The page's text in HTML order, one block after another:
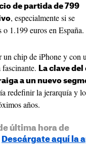
de partida de 799
, especialmente si se
1.199 euros en España.
chip de iPhone y con
La clave
a un nuevo
redefinir la jerarquía y
años.
última hora de
Descárgate aquí la